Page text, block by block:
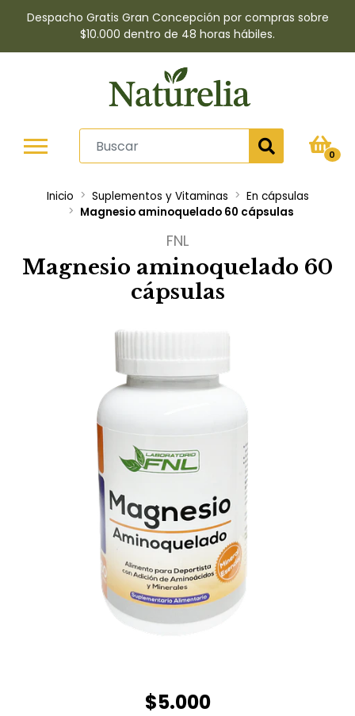
Despacho Gratis Gran Concepción por compras sobre
$10.000 dentro de 48 horas hábiles.
0
Inicio Suplementos y Vitaminas
En cápsulas
Magnesio aminoquelado 60 cápsulas
FNL
Magnesio aminoquelado 60
cápsulas
$5.000